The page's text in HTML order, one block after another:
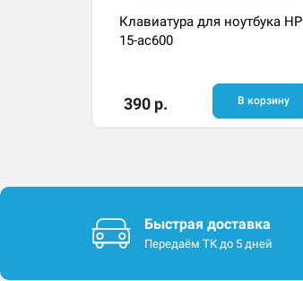
Клавиатура для ноутбука HP
15-ac600
390 р. В корзину
Быстрая доставка
Передаём ТК до 5 дней